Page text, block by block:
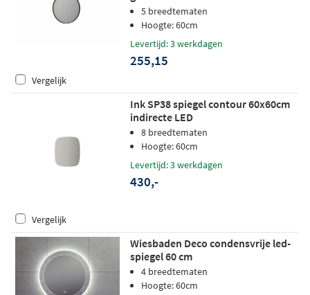
5 breedtematen
Hoogte: 60cm
Levertijd: 3 werkdagen
255,15
Vergelijk
Ink SP38 spiegel contour 60x60cm
indirecte LED
8 breedtematen
Hoogte: 60cm
Levertijd: 3 werkdagen
430,-
Vergelijk
Wiesbaden Deco condensvrije led-
spiegel 60 cm
4 breedtematen
Hoogte: 60cm